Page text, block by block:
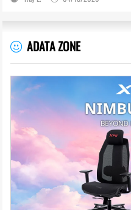
ADATA ZONE